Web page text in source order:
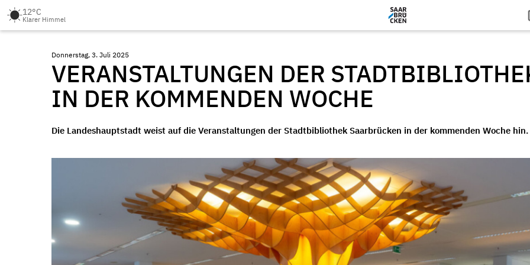
12°C
Klarer Himmel
Donnerstag, 3. Juli 2025
VERANSTALTUNGEN DER
IN DER KOMMENDEN WOCHE
Die Landeshauptstadt weist auf die Veranstaltungen der Stadtbibliothek Saarbrücken in der kommenden Woche hin.